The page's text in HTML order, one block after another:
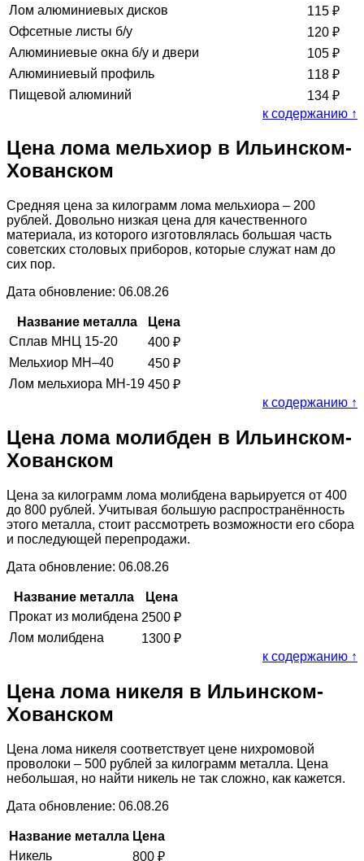
Лом алюминиевых дисков
115 ₽
Офсетные листы б/у
120 ₽
Алюминиевые окна б/у и двери
105 ₽
Алюминиевый профиль
118 ₽
Пищевой алюминий
134 ₽
к содержанию ↑
Цена лома мельхиор в Ильинском-
Хованском
Средняя цена за килограмм лома мельхиора – 200
рублей. Довольно низкая цена для качественного
материала, из которого изготовлялась большая часть
советских столовых приборов, которые служат нам до
сих пор.
Дата обновление: 06.08.26
Название металла
Цена
Сплав МНЦ 15-20
400 ₽
Мельхиор МН–40
450 ₽
Лом мельхиора МН-19 450 ₽
к содержанию ↑
Цена лома молибден в Ильинском-
Хованском
Цена за килограмм лома молибдена варьируется от 400
до 800 рублей. Учитывая большую распространённость
этого металла, стоит рассмотреть возможности его сбора
и последующей перепродажи.
Дата обновление: 06.08.26
Название металла
Цена
Прокат из молибдена 2500 ₽
Лом молибдена
1300 ₽
к содержанию ↑
Цена лома никеля в Ильинском-
Хованском
Цена лома никеля соответствует цене нихромовой
проволоки – 500 рублей за килограмм металла. Цена
небольшая, но найти никель не так сложно, как кажется.
Дата обновление: 06.08.26
Название металла Цена
Никель
800 ₽